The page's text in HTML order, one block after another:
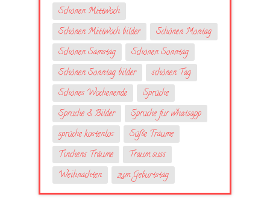
Schönen Mittwoch
Schönen Mittwoch bilder
Schönen Montag
Schönen Samstag
Schönen Sonntag
Schönen Sonntag bilder
schönen Tag
Schönes Wochenende
Sprüche
Sprüche & Bilder
Sprüche fur whatsapp
sprüche kostenlos
Süße Träume
Tinchens Träume
Traum suss
Weihnachten
zum Geburtstag